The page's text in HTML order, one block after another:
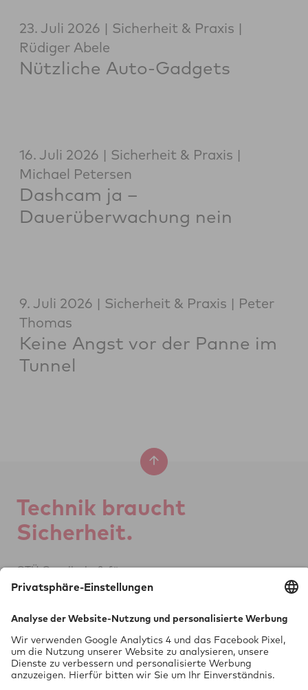
23. Juli 2026
Sicherheit & Praxis
Rüdiger Abele
Nützliche Auto-Gadgets
16. Juli 2026
Sicherheit & Praxis
Michael Petersen
Dashcam ja –
Dauerüberwachung nein
9. Juli 2026 Sicherheit & Praxis
Peter
Thomas
Keine Angst vor der Panne im
Tunnel
Tech­nik braucht
Si­cher­heit.
GTÜ Ge­sell­schaft für
Tech­ni­sche Über­wa­chung mbH
70567 Stuttgart
FON 0711 97676-0
info@gtue.de